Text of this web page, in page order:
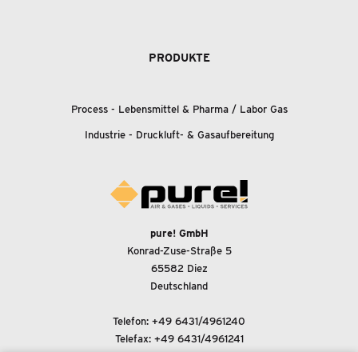
PRODUKTE
Process - Lebensmittel &Pharma / Labor Gas
Industrie - Druckluft- &Gasaufbereitung
pure! GmbH
Konrad-Zuse-Straße 5
65582 Diez
Deutschland
Telefon: +49 6431/4961240
Telefax: +49 6431/4961241